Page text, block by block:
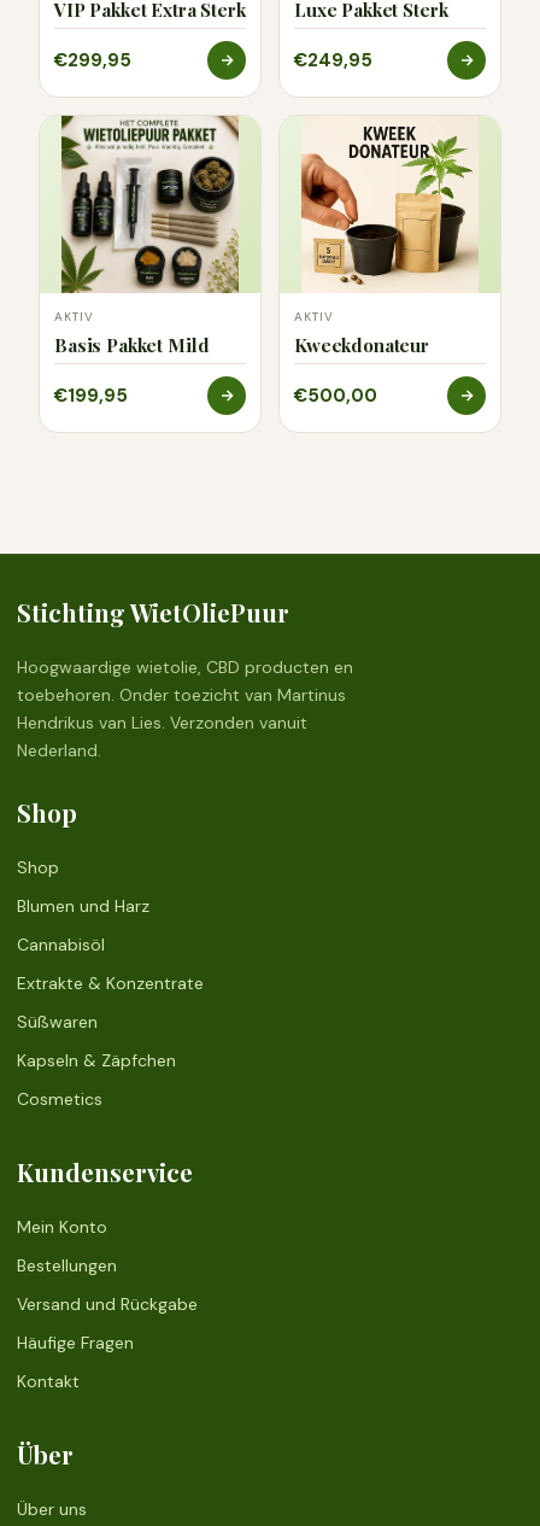
VIP Pakket Extra Sterk
€299,95
Luxe Pakket Sterk
€249,95
AKTIV
Basis Pakket Mild
€199,95
AKTIV
Kweekdonateur
€500,00
Stichting WietOliePuur
Hoogwaardige wietolie, CBD producten en
toebehoren. Onder toezicht van Martinus
Hendrikus van Lies. Verzonden vanuit
Nederland.
Shop
Shop
Blumen und Harz
Cannabisöl
Extrakte & Konzentrate
Süßwaren
Kapseln & Zäpfchen
Cosmetics
Kundenservice
Mein Konto
Bestellungen
Versand und Rückgabe
Häufige Fragen
Kontakt
Über
Über uns